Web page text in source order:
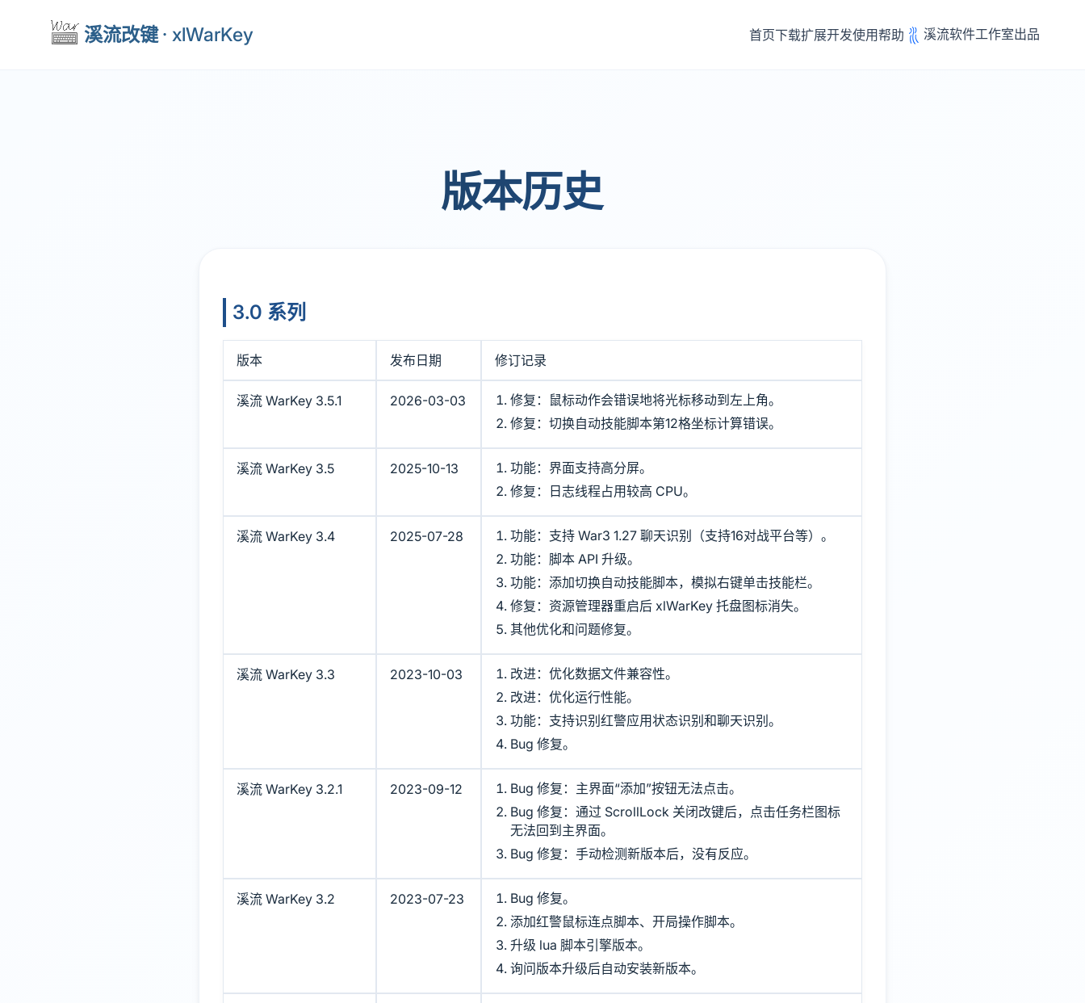
溪流改键· xlWarKey 首页下载扩展开发使用帮助 溪流软件工作室出品
版本历史
3.0 系列
版本 发布日期 修订记录
溪流 WarKey 3.5.1 2026-03-03
修复：鼠标动作会错误地将光标移动到左上角。
修复：切换自动技能脚本第12格坐标计算错误。
溪流 WarKey 3.5 2025-10-13
功能：界面支持高分屏。
修复：日志线程占用较高 CPU。
溪流 WarKey 3.4 2025-07-28
功能：支持 War3 1.27 聊天识别（支持16对战平台等）。
功能：脚本 API 升级。
功能：添加切换自动技能脚本，模拟右键单击技能栏。
修复：资源管理器重启后 xlWarKey 托盘图标消失。
其他优化和问题修复。
溪流 WarKey 3.3 2023-10-03
改进：优化数据文件兼容性。
改进：优化运行性能。
功能：支持识别红警应用状态识别和聊天识别。
Bug 修复。
溪流 WarKey 3.2.1 2023-09-12
Bug 修复：主界面“添加”按钮无法点击。
Bug 修复：通过 ScrollLock 关闭改键后，点击任务栏图标
无法回到主界面。
Bug 修复：手动检测新版本后，没有反应。
溪流 WarKey 3.2 2023-07-23
Bug 修复。
添加红警鼠标连点脚本、开局操作脚本。
升级 lua 脚本引擎版本。
询问版本升级后自动安装新版本。